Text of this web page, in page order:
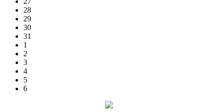
28
29
30
31
1
2
3
4
5
6